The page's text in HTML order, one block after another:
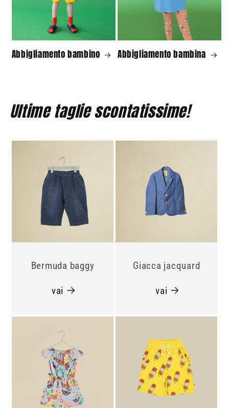
Abbigliamento bambino Abbigliamento bambina
Ultime taglie scontatissime!
Bermuda baggy
vai
Giacca jacquard
vai